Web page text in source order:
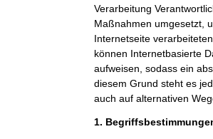
Verarbeitung
Maßnahmen umgesetzt,
Internetseite
können Internetbasierte
aufweisen, sodass ein
diesem Grund steht es
auch auf alternativen
1.